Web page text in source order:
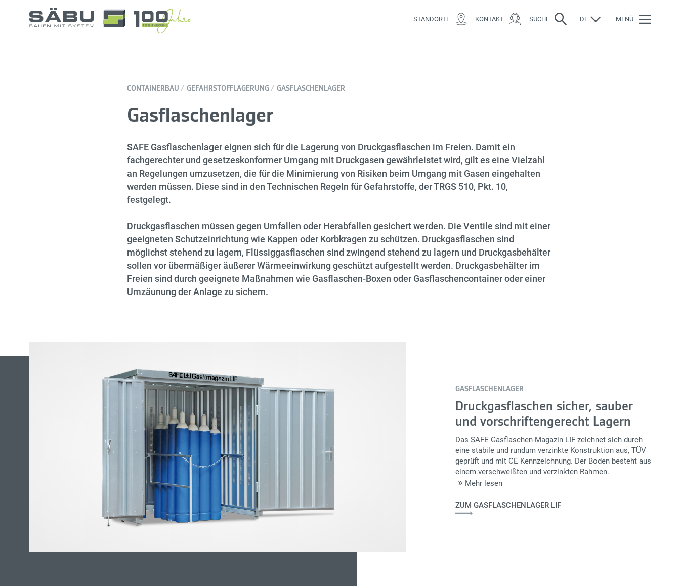
STANDORTE KONTAKT SUCHE DE MENÜ
CONTAINERBAU GEFAHRSTOFFLAGERUNG GASFLASCHENLAGER
Gasflaschenlager
SAFE Gasflaschenlager eignen sich für die Lagerung von Druckgasflaschen im Freien. Damit ein
fachgerechter und gesetzeskonformer Umgang mit Druckgasen gewährleistet wird, gilt es eine Vielzahl
an Regelungen umzusetzen, die für die Minimierung von Risiken beim Umgang mit Gasen eingehalten
werden müssen. Diese sind in den Technischen Regeln für Gefahrstoffe, der TRGS 510, Pkt. 10,
festgelegt.
Druckgasflaschen müssen gegen Umfallen oder Herabfallen gesichert werden. Die Ventile sind mit einer
geeigneten Schutzeinrichtung wie Kappen oder Korbkragen zu schützen. Druckgasflaschen sind
möglichst stehend zu lagern, Flüssiggasflaschen sind zwingend stehend zu lagern und Druckgasbehälter
sollen vor übermäßiger äußerer Wärmeeinwirkung geschützt aufgestellt werden. Druckgasbehälter im
Freien sind durch geeignete Maßnahmen wie Gasflaschen-Boxen oder Gasflaschencontainer oder einer
Umzäunung der Anlage zu sichern.
GASFLASCHENLAGER
Druckgasflaschen sicher, sauber
und vorschriftengerecht Lagern
Das SAFE Gasflaschen-Magazin LIF zeichnet sich durch
eine stabile und rundum verzinkte Konstruktion aus, TÜV
geprüft und mit CE Kennzeichnung. Der Boden besteht aus
einem verschweißten und verzinkten Rahmen.
Mehr lesen
ZUM GASFLASCHENLAGER LIF